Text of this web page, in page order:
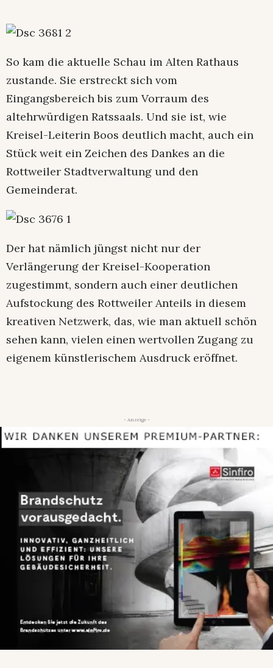
So kam die aktuelle Schau im Alten Rathaus
zustande. Sie erstreckt sich vom
Eingangsbereich bis zum Vorraum des
altehrwürdigen Ratssaals. Und sie ist, wie
Kreisel-Leiterin Boos deutlich macht, auch ein
Stück weit ein Zeichen des Dankes an die
Rottweiler Stadtverwaltung und den
Gemeinderat.
Der hat nämlich jüngst nicht nur der
Verlängerung der Kreisel-Kooperation
zugestimmt, sondern auch einer deutlichen
Aufstockung des Rottweiler Anteils in diesem
kreativen Netzwerk, das, wie man aktuell schön
sehen kann, vielen einen wertvollen Zugang zu
eigenem künstlerischem Ausdruck eröffnet.
- Anzeige -